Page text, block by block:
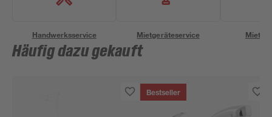
Handwerksservice Mietgeräteservice
Häufig dazu gekauft
Bestseller